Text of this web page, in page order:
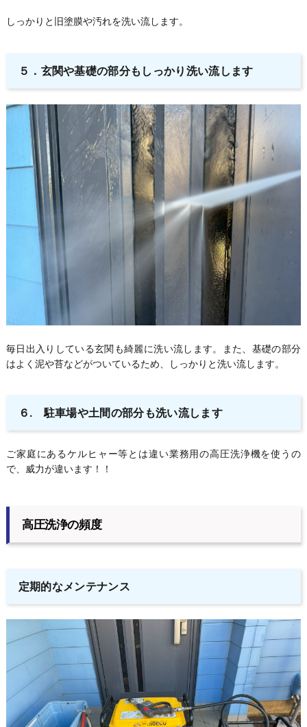
しっかりと旧塗膜や汚れを洗い流します。
５． 玄関や基礎の部分もしっかり洗い流します
毎日出入りしている玄関も綺麗に洗い流します。また、基礎の部分
はよく泥や苔などがついているため、しっかりと洗い流します。
６. 駐車場や土間の部分も洗い流します
ご家庭にあるケルヒャー等とは違い業務用の高圧洗浄機を使うの
で、威力が違います！！
高圧洗浄の頻度
定期的なメンテナンス